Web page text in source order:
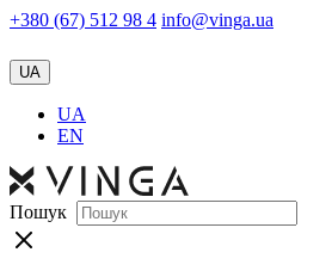
+380 (67) 512 98 4 info@vinga.ua
UA
UA
EN
Пошук